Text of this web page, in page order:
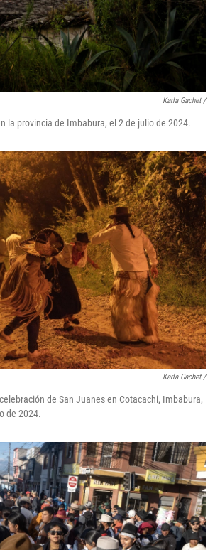
Karla Gachet/
la provincia de Imbabura, el 2 de julio de 2024.
Karla Gachet/
de San Juanes en Cotacachi, Imbabura,
de 2024.